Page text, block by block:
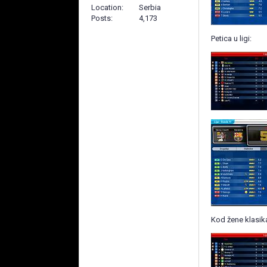
Location
Serbia
Posts
4,173
Petica u ligi:
Kod žene